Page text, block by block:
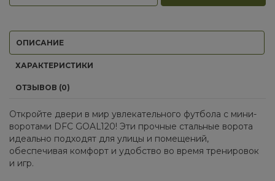
ОПИСАНИЕ
ХАРАКТЕРИСТИКИ
ОТЗЫВОВ (0)
Откройте двери в мир увлекательного футбола с мини-
воротами DFC GOAL120! Эти прочные стальные ворота
идеально подходят для улицы и помещений,
обеспечивая комфорт и удобство во время тренировок
и игр.